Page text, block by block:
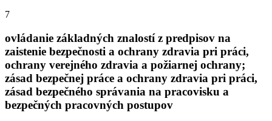
7
ovládanie základných znalostí z predpisov na
zaistenie bezpečnosti a ochrany zdravia pri práci,
ochrany verejného zdravia a požiarnej ochrany;
zásad bezpečnej práce a ochrany zdravia pri práci,
zásad bezpečného správania na pracovisku a
bezpečných pracovných postupov